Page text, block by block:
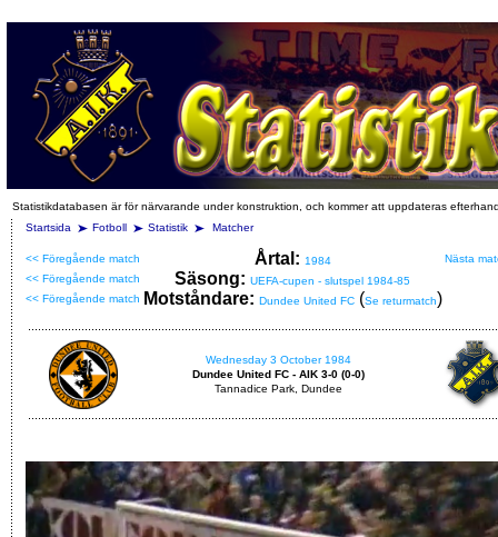
Statistikdatabasen är för närvarande under konstruktion, och kommer att uppdateras
Startsida
Fotboll Statistik Matcher
<< Föregående match Årtal: 1984
Nästa
<< Föregående match
Säsong: UEFA-cupen - slutspel 1984-85
<< Föregående match
Motståndare: Dundee United FC(Se returmatch)
Wednesday 3 October 1984
Dundee United FC - AIK 3-0 (0-0)
Tannadice Park, Dundee